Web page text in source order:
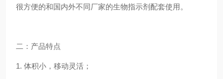
很方便的和国内外不同厂家的生物指示剂配套使用 。
二： 产品特点
1. 体积小，移动灵活；